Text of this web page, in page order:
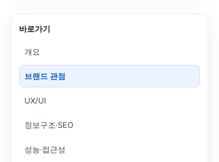
바로가기
개요
브랜드 관점
UX/UI
정보구조·SEO
성능·접근성